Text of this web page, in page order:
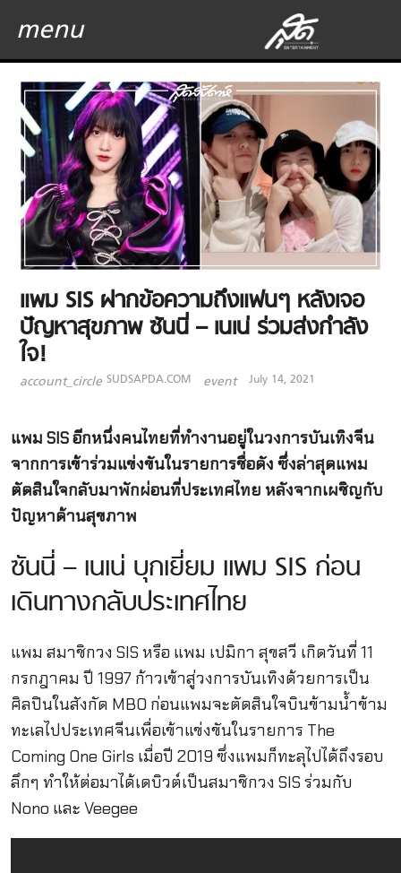
menu
แพม SIS ฝากข้อความถึงแฟนๆ หลังเจอ
ปัญหาสุขภาพ ซันนี่ – เนเน่ ร่วมส่งกำลัง
ใจ!
account_circle SUDSAPDA.COM event July 14, 2021
แพม SIS อีกหนึ่งคนไทยที่ทำงานอยู่ในวงการบันเทิงจีน
จากการเข้าร่วมแข่งขันในรายการชื่อดัง ซึ่งล่าสุดแพม
ตัดสินใจกลับมาพักผ่อนที่ประเทศไทย หลังจากเผชิญกับ
ปัญหาด้านสุขภาพ
ซันนี่ – เนเน่ บุกเยี่ยม แพม SIS ก่อน
เดินทางกลับประเทศไทย
แพม สมาชิกวง SIS หรือ แพม เปมิกา สุขสวี เกิดวันที่ 11
กรกฎาคม ปี 1997 ก้าวเข้าสู่วงการบันเทิงด้วยการเป็น
ศิลปินในสังกัด MBO ก่อนแพมจะตัดสินใจบินข้ามน้ำข้าม
ทะเลไปประเทศจีนเพื่อเข้าแข่งขันในรายการ The
Coming One Girls เมื่อปี 2019 ซึ่งแพมก็ทะลุไปได้ถึงรอบ
ลึกๆ ทำให้ต่อมาได้เดบิวต์เป็นสมาชิกวง SIS ร่วมกับ
Nono และ Veegee